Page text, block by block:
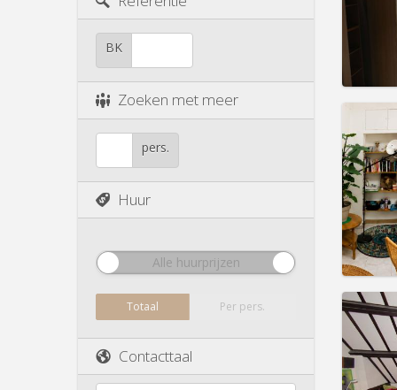
BK
Zoeken met meer
pers.
Huur
Alle huurprijzen
Totaal Per pers.
Contacttaal
Huur:
Duur:
Duur: